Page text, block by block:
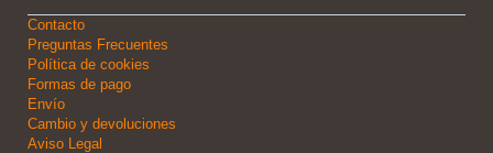
Contacto
Preguntas Frecuentes
Política de cookies
Formas de pago
Envío
Cambio y devoluciones
Aviso Legal